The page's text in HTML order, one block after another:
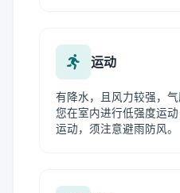
运动
有降水，且风力较强，
您在室内进行低强度运
运动，须注意避雨防风。